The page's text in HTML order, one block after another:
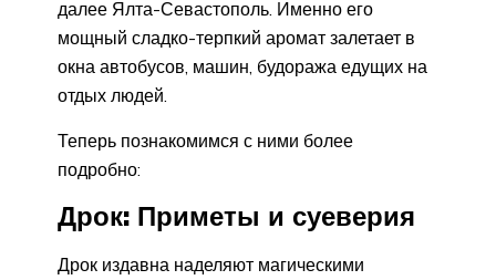
далее Ялта-Севастополь. Именно его
мощный сладко-терпкий аромат залетает в
окна автобусов, машин, будоража едущих на
отдых людей.
Теперь познакомимся с ними более
подробно:
Дрок: Приметы и суеверия
Дрок издавна наделяют магическими